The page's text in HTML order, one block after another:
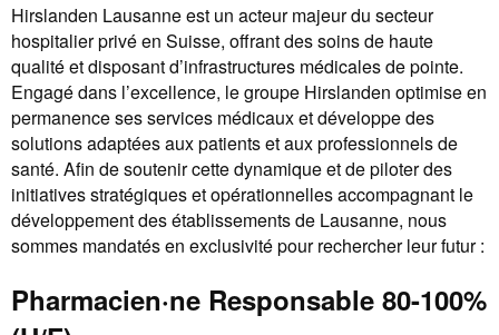
Hirslanden Lausanne est un acteur majeur du secteur
hospitalier privé en Suisse, offrant des soins de haute
qualité et disposant d’infrastructures médicales de pointe.
Engagé dans l’excellence, le groupe Hirslanden optimise en
permanence ses services médicaux et développe des
solutions adaptées aux patients et aux professionnels de
santé. Afin de soutenir cette dynamique et de piloter des
initiatives stratégiques et opérationnelles accompagnant le
développement des établissements de Lausanne, nous
sommes mandatés en exclusivité pour rechercher leur futur :
Pharmacien·ne Responsable 80-100%